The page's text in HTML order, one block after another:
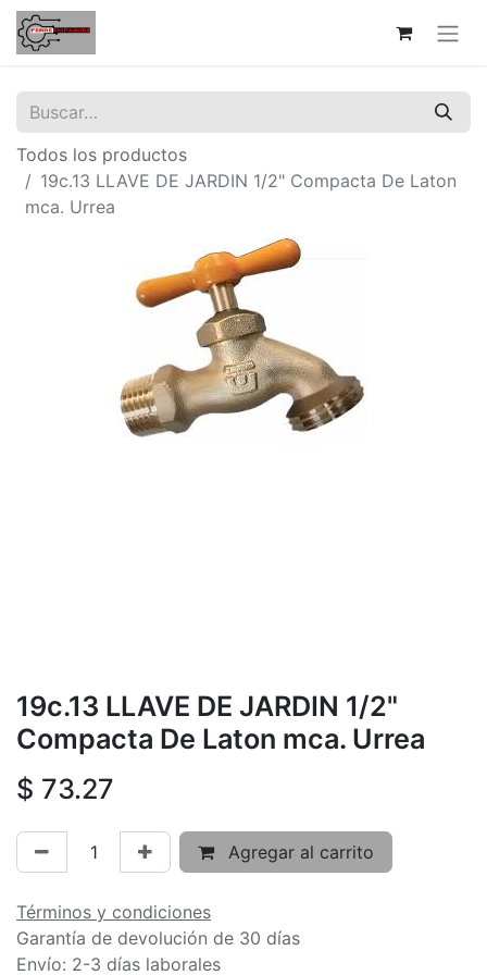
Todos los productos
19c.13 LLAVE DE JARDIN 1/2" Compacta De Laton
mca. Urrea
19c.13 LLAVE DE JARDIN 1/2"
Compacta De Laton mca. Urrea
$ 73.27
Agregar al carrito
Términos y condiciones
Garantía de devolución de 30 días
Envío: 2-3 días laborales